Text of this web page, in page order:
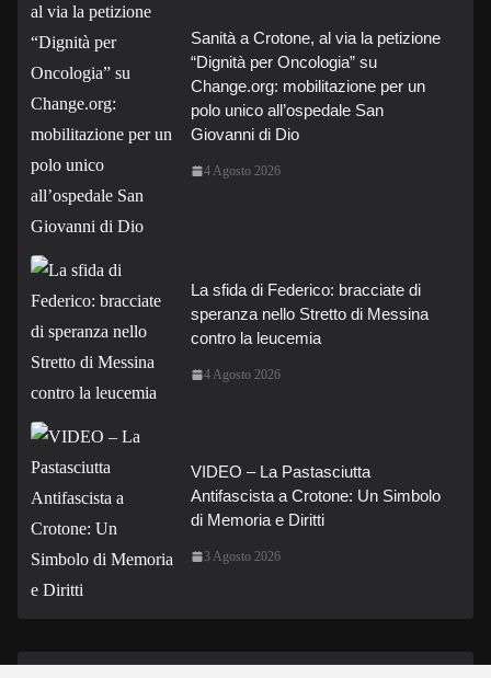
Sanità a Crotone, al via la petizione
“Dignità per Oncologia” su
Change.org: mobilitazione per un
polo unico all’ospedale San
Giovanni di Dio
4 Agosto 2026
La sfida di Federico: bracciate di
speranza nello Stretto di Messina
contro la leucemia
4 Agosto 2026
VIDEO – La Pastasciutta
Antifascista a Crotone: Un Simbolo
di Memoria e Diritti
3 Agosto 2026